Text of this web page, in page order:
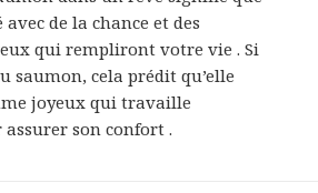
avec de la chance et des
qui rempliront votre vie . Si
saumon, cela prédit qu’elle
joyeux qui travaille
son confort .